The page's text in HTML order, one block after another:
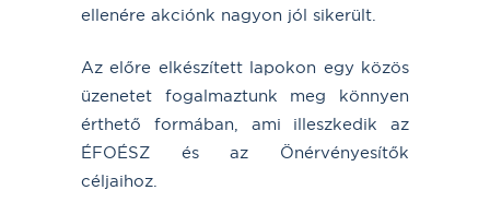
ellenére akciónk nagyon jól sikerült.
Az előre elkészített lapokon egy közös
üzenetet fogalmaztunk meg könnyen
érthető formában, ami illeszkedik az
ÉFOÉSZ és az Önérvényesítők
céljaihoz.